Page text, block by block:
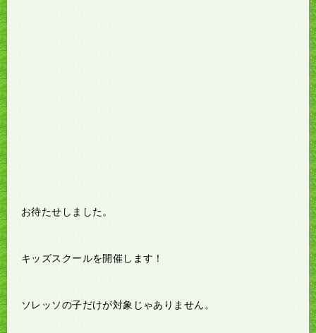
お待たせしました。
キッズスクールを開催します！
ソレッソの子だけが対象じゃありません。